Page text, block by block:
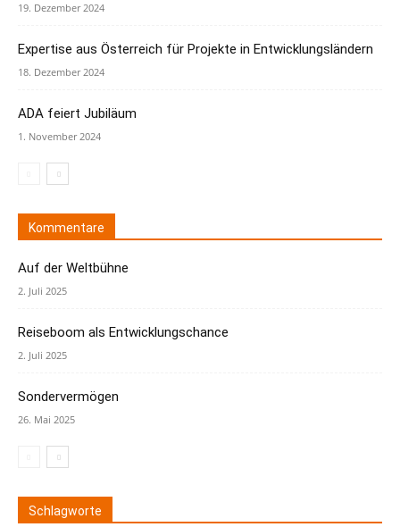
19. Dezember 2024
Expertise aus Österreich für Projekte in Entwicklungsländern
18. Dezember 2024
ADA feiert Jubiläum
1. November 2024
Kommentare
Auf der Weltbühne
2. Juli 2025
Reiseboom als Entwicklungschance
2. Juli 2025
Sondervermögen
26. Mai 2025
Schlagworte